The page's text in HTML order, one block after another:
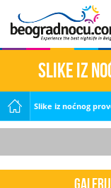
Slike iz
Slike iz noćnog